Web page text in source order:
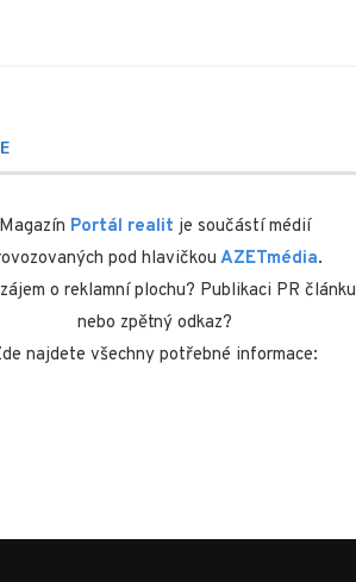
Magazín Portál realit je součástí médií
pod hlavičkou AZETmédia.
o reklamní plochu? Publikaci PR článku
nebo zpětný odkaz?
najdete všechny potřebné informace: